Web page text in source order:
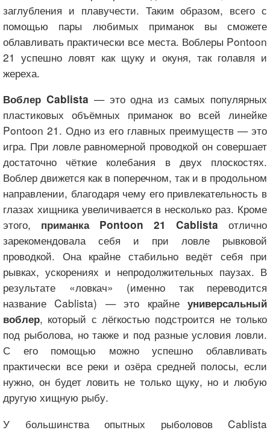
заглубления и плавучести. Таким образом, всего с
помощью пары любимых приманок вы сможете
облавливать практически все места. Воблеры Pontoon
21 успешно ловят как щуку и окуня, так голавля и
жереха.
Воблер Cablista — это одна из самых популярных
пластиковых объёмных приманок во всей линейке
Pontoon 21. Одно из его главных преимуществ — это
игра. При ловле равномерной проводкой он совершает
достаточно чёткие колебания в двух плоскостях.
Воблер движется как в поперечном, так и в продольном
направлении, благодаря чему его привлекательность в
глазах хищника увеличивается в несколько раз. Кроме
этого, приманка Pontoon 21 Cablista отлично
зарекомендовала себя и при ловле рывковой
проводкой. Она крайне стабильно ведёт себя при
рывках, ускорениях и непродолжительных паузах. В
результате «ловкач» (именно так переводится
название Cablista) — это крайне универсальный
воблер, который с лёгкостью подстроится не только
под рыболова, но также и под разные условия ловли.
С его помощью можно успешно облавливать
практически все реки и озёра средней полосы, если
нужно, он будет ловить не только щуку, но и любую
другую хищную рыбу.
У большинства опытных рыболовов Cablista